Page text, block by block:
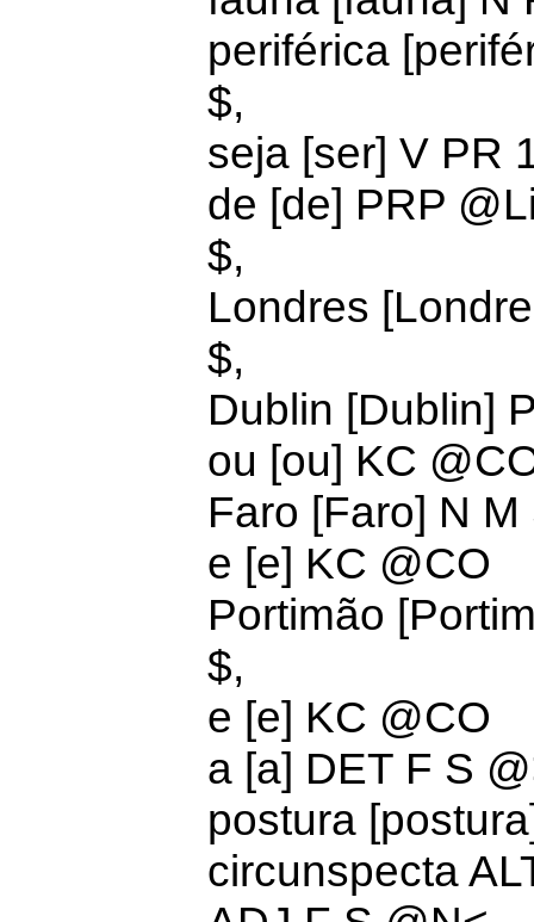
periférica
$,
seja [ser] V PR
de [de] PRP @
$,
Londres
$,
Dublin [Dublin]
ou [ou] KC
Faro [Faro] N M
e [e] KC @CO
Portimão
$,
e [e] KC @CO
a [a] DET F S
postura
circunspecta